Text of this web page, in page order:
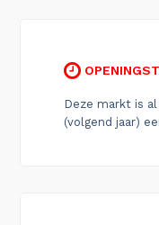
Deze markt is
(volgend jaar)